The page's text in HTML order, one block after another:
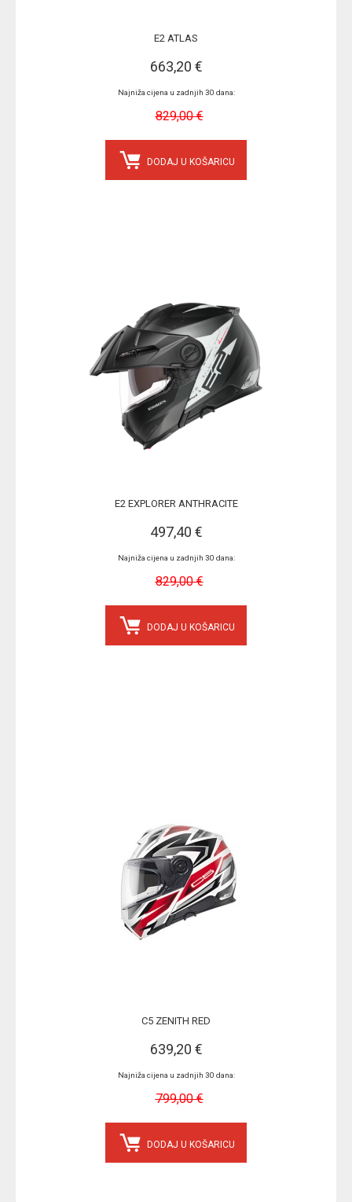
E2 ATLAS
663,20 €
Najniža cijena u zadnjih 30 dana:
829,00 €
DODAJ U KOŠARICU
E2 EXPLORER ANTHRACITE
497,40 €
Najniža cijena u zadnjih 30 dana:
829,00 €
DODAJ U KOŠARICU
C5 ZENITH RED
639,20 €
Najniža cijena u zadnjih 30 dana:
799,00 €
DODAJ U KOŠARICU